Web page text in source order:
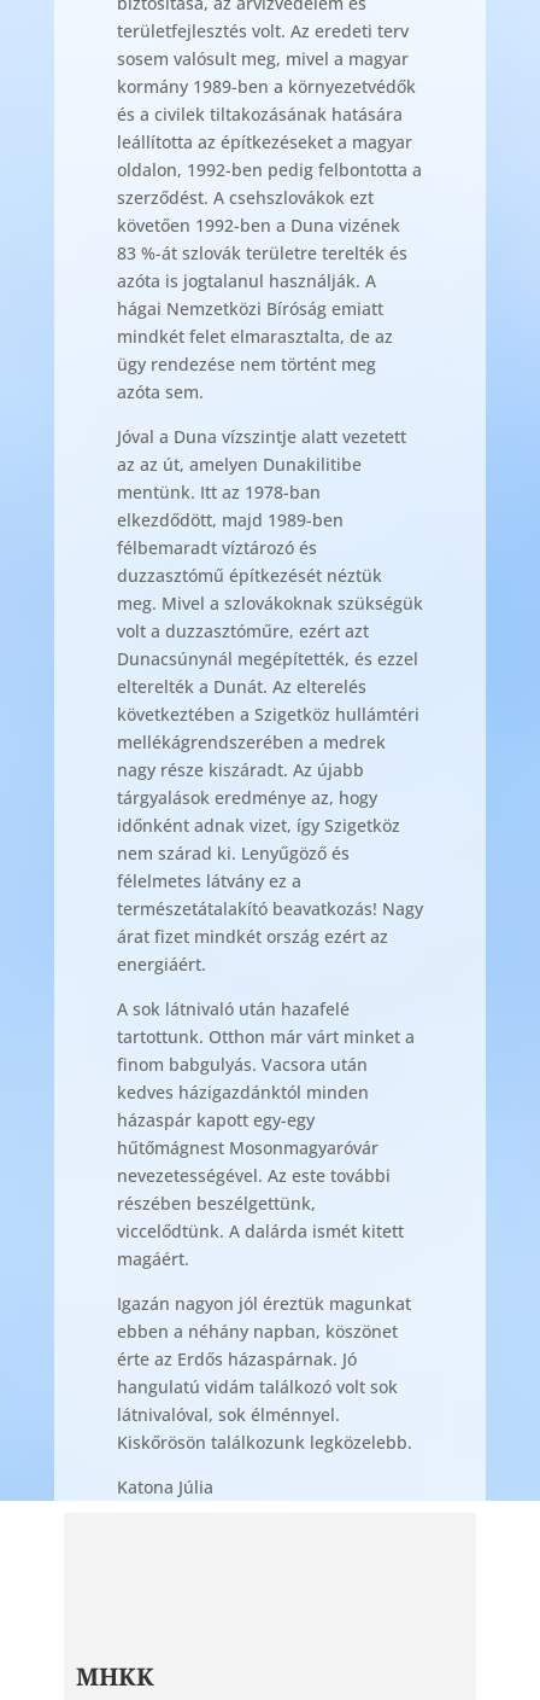
területfejlesztés volt. Az eredeti terv
sosem valósult meg, mivel a magyar
kormány 1989-ben a környezetvédők
és a civilek tiltakozásának hatására
leállította az építkezéseket a magyar
oldalon, 1992-ben pedig felbontotta a
szerződést. A csehszlovákok ezt
követően 1992-ben a Duna vizének
83 %-át szlovák területre terelték és
azóta is jogtalanul használják. A
hágai Nemzetközi Bíróság emiatt
mindkét felet elmarasztalta, de az
ügy rendezése nem történt meg
azóta sem.
Jóval a Duna vízszintje alatt vezetett
az az út, amelyen Dunakilitibe
mentünk. Itt az 1978-ban
elkezdődött, majd 1989-ben
félbemaradt víztározó és
duzzasztómű építkezését néztük
meg. Mivel a szlovákoknak szükségük
volt a duzzasztóműre, ezért azt
Dunacsúnynál megépítették, és ezzel
elterelték a Dunát. Az elterelés
következtében a Szigetköz hullámtéri
mellékágrendszerében a medrek
nagy része kiszáradt. Az újabb
tárgyalások eredménye az, hogy
időnként adnak vizet, így Szigetköz
nem szárad ki. Lenyűgöző és
félelmetes látvány ez a
természetátalakító beavatkozás! Nagy
árat fizet mindkét ország ezért az
energiáért.
A sok látnivaló után hazafelé
tartottunk. Otthon már várt minket a
finom babgulyás. Vacsora után
kedves házigazdánktól minden
házaspár kapott egy-egy
hűtőmágnest Mosonmagyaróvár
nevezetességével. Az este további
részében beszélgettünk,
viccelődtünk. A dalárda ismét kitett
magáért.
Igazán nagyon jól éreztük magunkat
ebben a néhány napban, köszönet
érte az Erdős házaspárnak. Jó
hangulatú vidám találkozó volt sok
látnivalóval, sok élménnyel.
Kiskőrösön találkozunk legközelebb.
Katona Júlia
MHKK